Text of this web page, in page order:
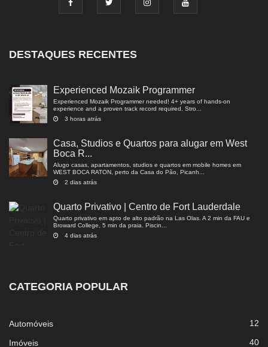
DESTAQUES RECENTES
Experienced Mozaik Programmer
Experienced Mozaik Programmer needed! 4+ years of hands-on
experience and a proven track record required. Stro...
3 horas atrás
Casa, Studios e Quartos para alugar em West
Boca R...
Alugo casas, apartamentos, studios e quartos em mobile homes em
WEST BOCA RATON, perto da Casa do Pão, Picanh...
2 dias atrás
Quarto Privativo | Centro de Fort Lauderdale
Quarto privativo em apto de alto padrão na Las Olas. A 2 min da FAU e
Broward College, 5 min da praia. Piscin...
4 dias atrás
CATEGORIA POPULAR
Automóveis 12
Imóveis 40